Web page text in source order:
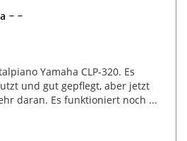
- -
Yamaha CLP-320. Es
und gut gepflegt, aber jetzt
daran. Es funktioniert noch ...